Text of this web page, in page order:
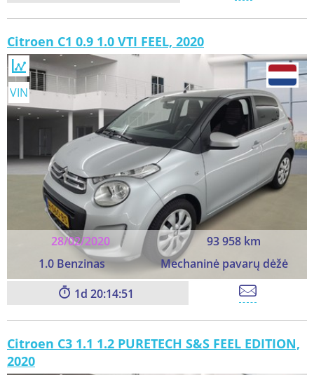
Citroen C1 0.9 1.0 VTI FEEL, 2020
28/02/2020
93 958 km
1.0 Benzinas
Mechaninė pavarų dėžė
VIN
1 20:14:49
Citroen C3 1.1 1.2 PURETECH S&S FEEL EDITION,
2020